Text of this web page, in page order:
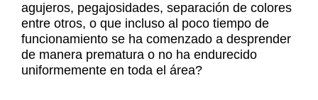
agujeros, pegajosidades, separación de colores
entre otros, o que incluso al poco tiempo de
funcionamiento se ha comenzado a desprender
de manera prematura o no ha endurecido
uniformemente en toda el área?